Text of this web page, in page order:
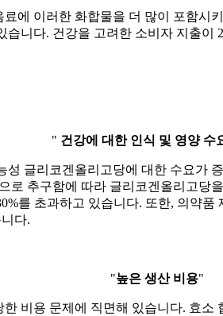
에 이러한 화합물을 더 많이 포함
니다. 건강을 고려한 소비자 지출
" 건강에 대한 인식 및 영양 수
글리코겐올리고당에 대한 수요가
추구함에 따라 글리코겐올리고
를 초과하고 있습니다. 또한, 의약
다.
"높은 생산 비용"
비용 문제에 직면해 있습니다. 효